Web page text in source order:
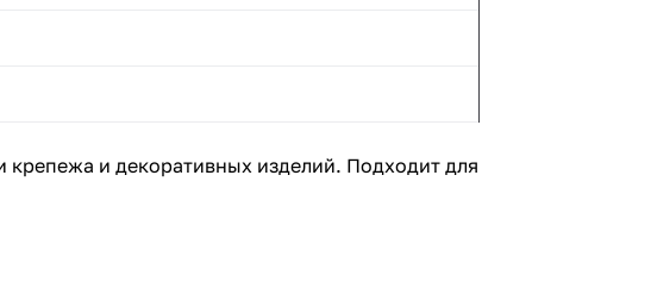
крепежа и декоративных изделий. Подходит для